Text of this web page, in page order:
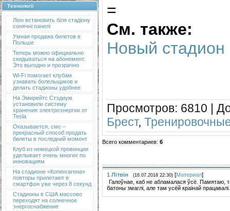
Технології
Ліон встановить біля стадіону
сонячні панелі
Умная продажа билетов в
Польше
Теперь можно официально
скидываться на абонемент.
Это выгодно и прозрачно
Wi-Fi помогает клубам
узнавать болельщиков и
делать стадионы удобнее
На Эмирейтс Стэдиум
установили систему
хранения электроэнергии от
Tesla
Оказывается, смс –
прекрасный способ продать
билеты в последний момент
Клуб из немецкой провинции
уделывает очень многих по
инновациям
На стадионе «Копенгагена»
повторы прилетают в
смартфон уже через 8 секунд
Стадионы в США массово
переходят на солнечное
энергоснабжение
=
См. также:
Новый стадион
Просмотров: 6810 |
Брест,
Всего комментариев: 6
1 Літвін (16.07.2018 22:30) [Материал]
Галоўнае, каб не абламалася ўсё. Памятаю,
батоны змаглі, але там усёй краінай працавалі.